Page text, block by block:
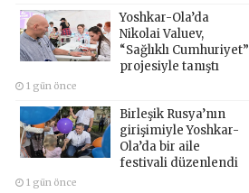
Yoshkar-Ola’da
Nikolai Valuev,
“Sağlıklı Cumhuriyet”
projesiyle tanıştı
1 gün önce
Birleşik Rusya’nın
girişimiyle Yoshkar-
Ola’da bir aile
festivali düzenlendi
1 gün önce